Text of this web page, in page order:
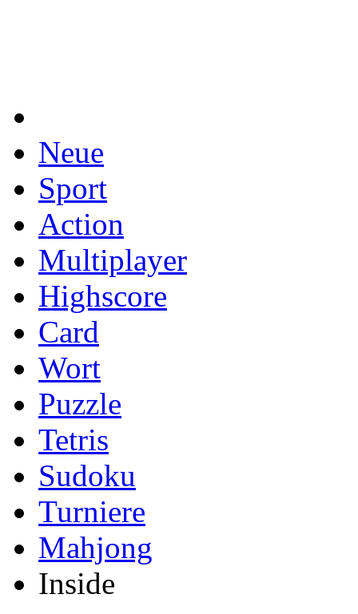
Neue
Sport
Action
Multiplayer
Highscore
Card
Wort
Puzzle
Tetris
Sudoku
Turniere
Mahjong
Inside